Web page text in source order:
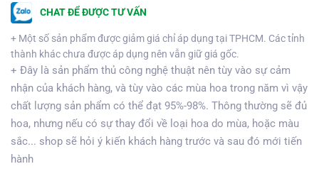
CHAT ĐỂ ĐƯỢC TƯ VẤN
+ Một số sản phẩm được giảm giá chỉ áp dụng tại TPHCM. Các tỉnh
thành khác chưa được áp dụng nên vẫn giữ giá gốc.
+ Đây là sản phẩm thủ công nghệ thuật nên tùy vào sự cảm
nhận của khách hàng, và tùy vào các mùa hoa trong năm vì vậy
chất lượng sản phẩm có thể đạt 95%-98%. Thông thường sẽ đủ
hoa, nhưng nếu có sự thay đổi về loại hoa do mùa, hoặc màu
sắc... shop sẽ hỏi ý kiến khách hàng trước và sau đó mới tiến
hành